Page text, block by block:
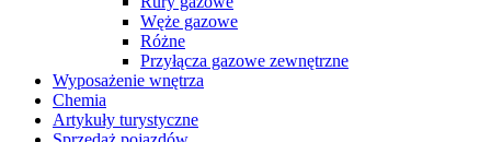
Węże gazowe
Różne
Przyłącza gazowe zewnętrzne
Wyposażenie wnętrza
Chemia
Artykuły turystyczne